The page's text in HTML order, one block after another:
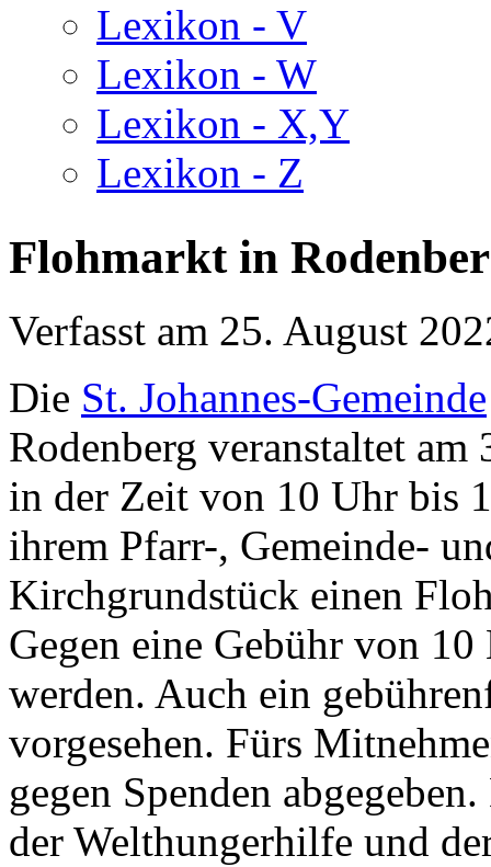
Lexikon - V
Lexikon - W
Lexikon - X,Y
Lexikon - Z
Flohmarkt in
Verfasst am 25. August
Die St. Johannes-Gemeinde
Rodenberg veranstaltet am
in der Zeit von 10 Uhr bis
ihrem Pfarr-, Gemeinde-
Kirchgrundstück einen
Gegen eine Gebühr von
werden. Auch ein
vorgesehen. Fürs
gegen Spenden
der Welthungerhilfe und